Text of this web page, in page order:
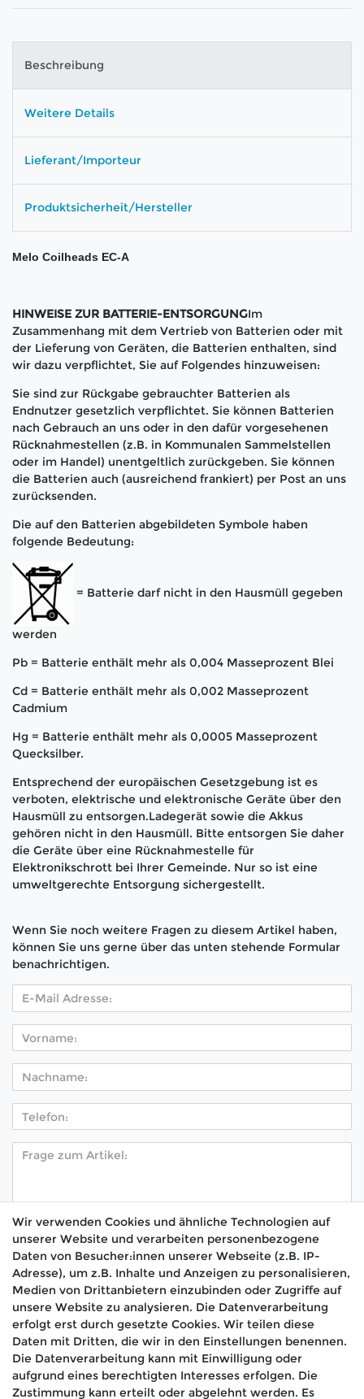
Beschreibung
Weitere Details
Lieferant/Importeur
Produktsicherheit/Hersteller
Melo Coilheads EC-A
HINWEISE ZUR BATTERIE-ENTSORGUNGIm
Zusammenhang mit dem Vertrieb von Batterien oder mit
der Lieferung von Geräten, die Batterien enthalten, sind
wir dazu verpflichtet, Sie auf Folgendes hinzuweisen:
Sie sind zur Rückgabe gebrauchter Batterien als
Endnutzer gesetzlich verpflichtet. Sie können Batterien
nach Gebrauch an uns oder in den dafür vorgesehenen
Rücknahmestellen (z.B. in Kommunalen Sammelstellen
oder im Handel) unentgeltlich zurückgeben. Sie können
die Batterien auch (ausreichend frankiert) per Post an uns
zurücksenden.
Die auf den Batterien abgebildeten Symbole haben
folgende Bedeutung:
= Batterie darf nicht in den Hausmüll gegeben
werden
Pb = Batterie enthält mehr als 0,004 Masseprozent Blei
Cd = Batterie enthält mehr als 0,002 Masseprozent
Cadmium
Hg = Batterie enthält mehr als 0,0005 Masseprozent
Quecksilber.
Entsprechend der europäischen Gesetzgebung ist es
verboten, elektrische und elektronische Geräte über den
Hausmüll zu entsorgen.Ladegerät sowie die Akkus
gehören nicht in den Hausmüll. Bitte entsorgen Sie daher
die Geräte über eine Rücknahmestelle für
Elektronikschrott bei Ihrer Gemeinde. Nur so ist eine
umweltgerechte Entsorgung sichergestellt.
Wenn Sie noch weitere Fragen zu diesem Artikel haben,
können Sie uns gerne über das unten stehende Formular
benachrichtigen.
Hiermit bestätige ich, dass ich dieDaten­schutz­
erklärung gelesen habe. *
Absenden
🚚 Schneller Versand
Wir verwenden Cookies und ähnliche Technologien auf
unserer Website und verarbeiten personenbezogene
Daten von Besucher:innen unserer Webseite (z.B. IP-
Adresse), um z.B. Inhalte und Anzeigen zu personalisieren,
Medien von Drittanbietern einzubinden oder Zugriffe auf
unsere Website zu analysieren. Die Datenverarbeitung
erfolgt erst durch gesetzte Cookies. Wir teilen diese
Daten mit Dritten, die wir in den Einstellungen benennen.
Die Datenverarbeitung kann mit Einwilligung oder
aufgrund eines berechtigten Interesses erfolgen. Die
Zustimmung kann erteilt oder abgelehnt werden. Es